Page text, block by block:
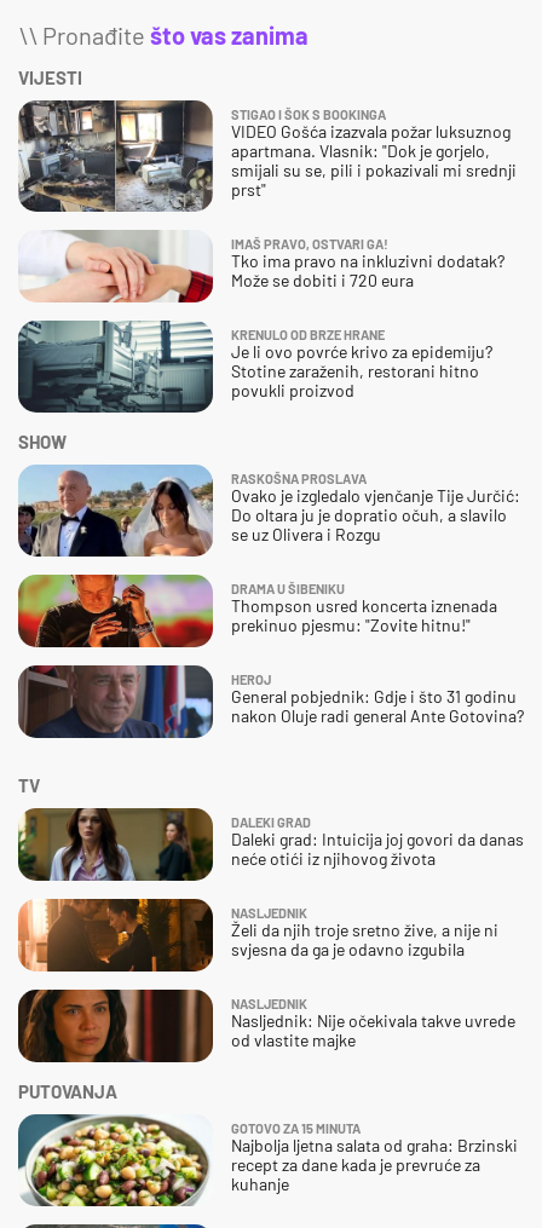
\\ Pronađite što vas zanima
VIJESTI
STIGAO I ŠOK S BOOKINGA
VIDEO Gošća izazvala požar luksuznog
apartmana. Vlasnik: "Dok je gorjelo,
smijali su se, pili i pokazivali mi srednji
prst"
IMAŠ PRAVO, OSTVARI GA!
Tko ima pravo na inkluzivni dodatak?
Može se dobiti i 720 eura
KRENULO OD BRZE HRANE
Je li ovo povrće krivo za epidemiju?
Stotine zaraženih, restorani hitno
povukli proizvod
SHOW
RASKOŠNA PROSLAVA
Ovako je izgledalo vjenčanje Tije Jurčić:
Do oltara ju je dopratio očuh, a slavilo
se uz Olivera i Rozgu
DRAMA U ŠIBENIKU
Thompson usred koncerta iznenada
prekinuo pjesmu: "Zovite hitnu!"
HEROJ
General pobjednik: Gdje i što 31 godinu
nakon Oluje radi general Ante Gotovina?
TV
DALEKI GRAD
Daleki grad: Intuicija joj govori da danas
neće otići iz njihovog života
NASLJEDNIK
Želi da njih troje sretno žive, a nije ni
svjesna da ga je odavno izgubila
NASLJEDNIK
Nasljednik: Nije očekivala takve uvrede
od vlastite majke
PUTOVANJA
GOTOVO ZA 15 MINUTA
Najbolja ljetna salata od graha: Brzinski
recept za dane kada je prevruće za
kuhanje